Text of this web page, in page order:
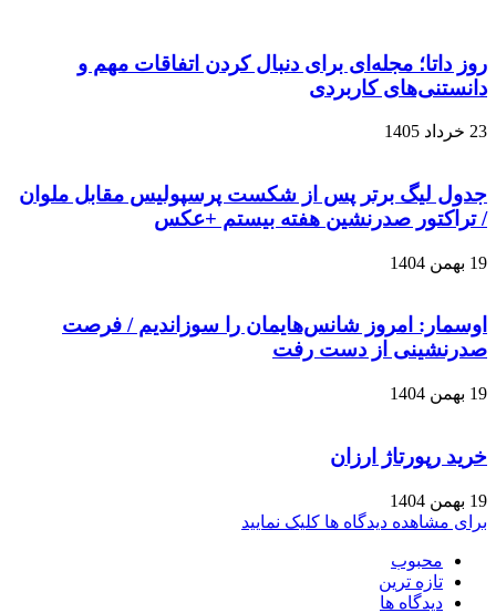
روز داتا؛ مجله‌ای برای دنبال کردن اتفاقات مهم و
دانستنی‌های کاربردی
23 خرداد 1405
جدول لیگ برتر پس از شکست پرسپولیس مقابل ملوان
/ تراکتور صدرنشین هفته بیستم +عکس
19 بهمن 1404
اوسمار: امروز شانس‌هایمان را سوزاندیم / فرصت
صدرنشینی از دست رفت
19 بهمن 1404
خرید رپورتاژ ارزان
19 بهمن 1404
برای مشاهده دیدگاه ها کلیک نمایید
محبوب
تازه ترین
دیدگاه ها